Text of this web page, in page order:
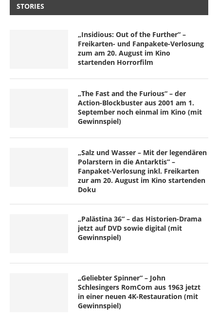
STORIES
„Insidious: Out of the Further“ –
Freikarten- und Fanpakete-Verlosung
zum am 20. August im Kino
startenden Horrorfilm
„The Fast and the Furious“ – der
Action-Blockbuster aus 2001 am 1.
September noch einmal im Kino (mit
Gewinnspiel)
„Salz und Wasser – Mit der legendären
Polarstern in die Antarktis“ –
Fanpaket-Verlosung inkl. Freikarten
zur am 20. August im Kino startenden
Doku
„Palästina 36“ – das Historien-Drama
jetzt auf DVD sowie digital (mit
Gewinnspiel)
„Geliebter Spinner“ – John
Schlesingers RomCom aus 1963 jetzt
in einer neuen 4K-Restauration (mit
Gewinnspiel)